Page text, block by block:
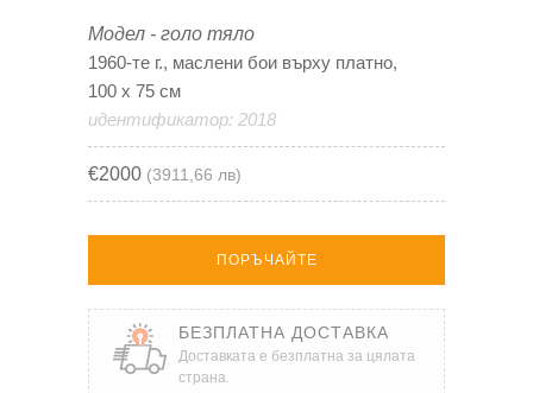
Модел - голо тяло
1960-те г., маслени бои върху платно,
100 х 75 см
идентификатор: 2018
€2000 (3911,66 лв)
ПОРЪЧАЙТЕ
БЕЗПЛАТНА ДОСТАВКА
Доставката е безплатна за цялата
страна.